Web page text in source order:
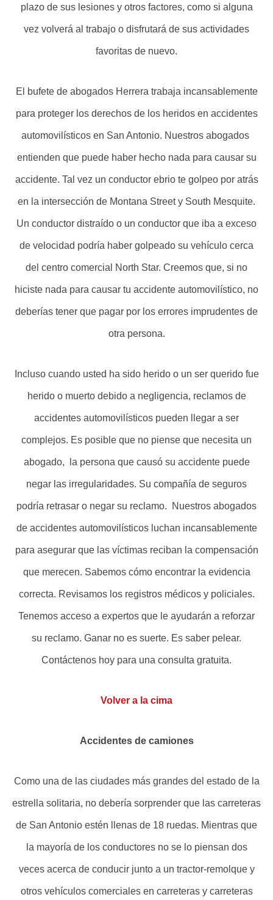
plazo de sus lesiones y otros factores, como si alguna
vez volverá al trabajo o disfrutará de sus actividades
favoritas de nuevo.
El bufete de abogados Herrera trabaja incansablemente
para proteger los derechos de los heridos en accidentes
automovilísticos en San Antonio. Nuestros abogados
entienden que puede haber hecho nada para causar su
accidente. Tal vez un conductor ebrio te golpeo por atrás
en la intersección de Montana Street y South Mesquite.
Un conductor distraído o un conductor que iba a exceso
de velocidad podría haber golpeado su vehículo cerca
del centro comercial North Star. Creemos que, si no
hiciste nada para causar tu accidente automovilístico, no
deberías tener que pagar por los errores imprudentes de
otra persona.
Incluso cuando usted ha sido herido o un ser querido fue
herido o muerto debido a negligencia, reclamos de
accidentes automovilísticos pueden llegar a ser
complejos. Es posible que no piense que necesita un
abogado, la persona que causó su accidente puede
negar las irregularidades. Su compañía de seguros
podría retrasar o negar su reclamo. Nuestros abogados
de accidentes automovilísticos luchan incansablemente
para asegurar que las víctimas reciban la compensación
que merecen. Sabemos cómo encontrar la evidencia
correcta. Revisamos los registros médicos y policiales.
Tenemos acceso a expertos que le ayudarán a reforzar
su reclamo. Ganar no es suerte. Es saber pelear.
Contáctenos hoy para una consulta gratuita.
Volver a la cima
Accidentes de camiones
Como una de las ciudades más grandes del estado de la
estrella solitaria, no debería sorprender que las carreteras
de San Antonio estén llenas de 18 ruedas. Mientras que
la mayoría de los conductores no se lo piensan dos
veces acerca de conducir junto a un tractor-remolque y
otros vehículos comerciales en carreteras y carreteras